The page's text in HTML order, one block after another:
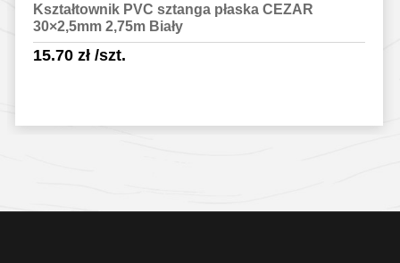
Kształtownik PVC sztanga płaska CEZAR
30×2,5mm 2,75m Biały
15.70 zł/szt.